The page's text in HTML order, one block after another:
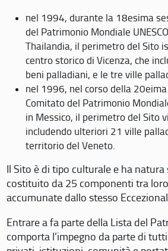
nel 1994, durante la 18esima
del Patrimonio Mondiale
Thailandia, il perimetro del Sito
centro storico di Vicenza, che
beni palladiani, e le tre ville
nel 1996, nel corso della
Comitato del Patrimonio
in Messico, il perimetro del Sito
includendo ulteriori 21 ville
territorio del Veneto.
Il Sito è di tipo culturale e ha
costituito da 25 componenti tra
accumunate dallo stesso
Entrare a fa parte della Lista del
comporta l’impegno da parte di